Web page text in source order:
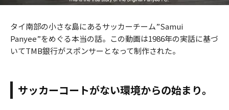
タイ南部の小さな島にあるサッカーチーム”Samui
Panyee”をめぐる本当の話。この動画は1986年の実話に基づ
いてTMB銀行がスポンサーとなって制作された。
サッカーコートがない環境からの始まり。